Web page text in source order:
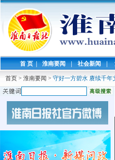
首 页 | 淮南要闻 | 社会新闻 |
首页 > 淮南要闻 > 守好一方碧水 赓续千年